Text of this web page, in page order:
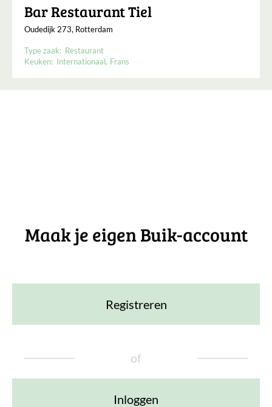
Bar Restaurant Tiel
Oudedijk 273, Rotterdam
Type zaak: Restaurant
Keuken: Internationaal Frans
Maak je eigen Buik-account
Registreren
of
Inloggen